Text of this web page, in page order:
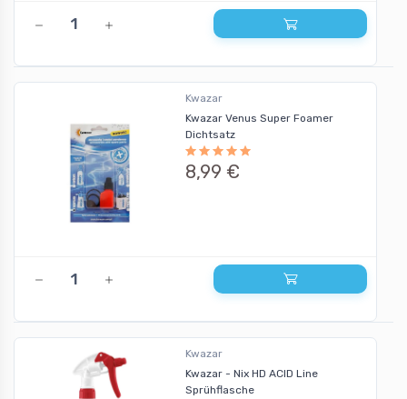
Kwazar
Kwazar Venus Super Foamer
Dichtsatz
8,99 €
Kwazar
Kwazar - Nix HD ACID Line
Sprühflasche